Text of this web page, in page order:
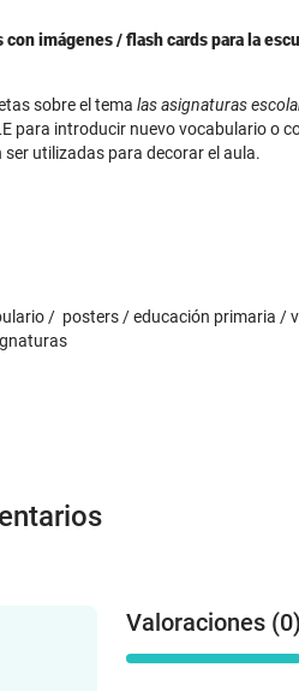
imágenes / flash cards para la
sobre el tema las asignaturas
para introducir nuevo vocabulario o
utilizadas para decorar el aula.
/ posters / educación primaria /
Valoraciones (0)